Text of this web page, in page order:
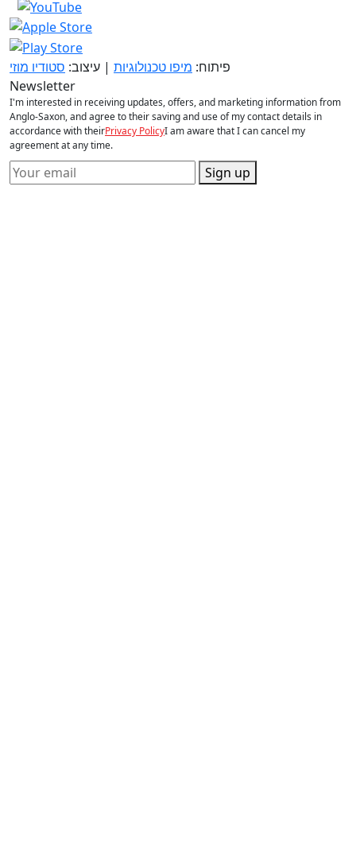
פיתוח: מיפו טכנולוגיות | עיצוב: סטודיו מוזי
Newsletter
I'm interested in receiving updates, offers, and marketing information from
Anglo-Saxon, and agree to their saving and use of my contact details in
accordance with theirPrivacy PolicyI am aware that I can cancel my
agreement at any time.
Sign up